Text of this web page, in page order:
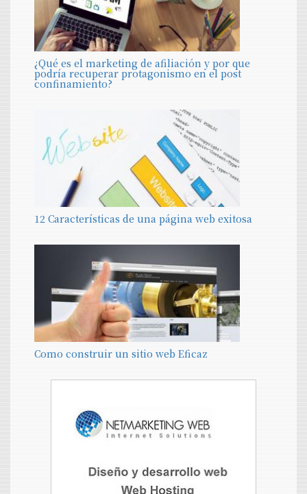
¿Qué es el marketing de afiliación y por que
podría recuperar protagonismo en el post
confinamiento?
12 Características de una página web exitosa
Como construir un sitio web Eficaz